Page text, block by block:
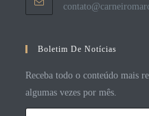
Boletim De Notícias
Receba todo o conteúdo mais
algumas vezes por mês.